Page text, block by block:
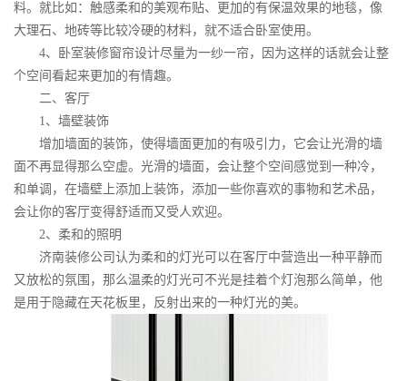
料。就比如：触感柔和的美观布贴、更加的有保温效果的地毯，像
大理石、地砖等比较冷硬的材料，就不适合卧室使用。
4、卧室装修窗帘设计尽量为一纱一帘，因为这样的话就会让整
个空间看起来更加的有情趣。
二、客厅
1、墙壁装饰
增加墙面的装饰，使得墙面更加的有吸引力，它会让光滑的墙
面不再显得那么空虚。光滑的墙面，会让整个空间感觉到一种冷，
和单调，在墙壁上添加上装饰，添加一些你喜欢的事物和艺术品，
会让你的客厅变得舒适而又受人欢迎。
2、柔和的照明
济南装修公司认为柔和的灯光可以在客厅中营造出一种平静而
又放松的氛围，那么温柔的灯光可不光是挂着个灯泡那么简单，他
是用于隐藏在天花板里，反射出来的一种灯光的美。